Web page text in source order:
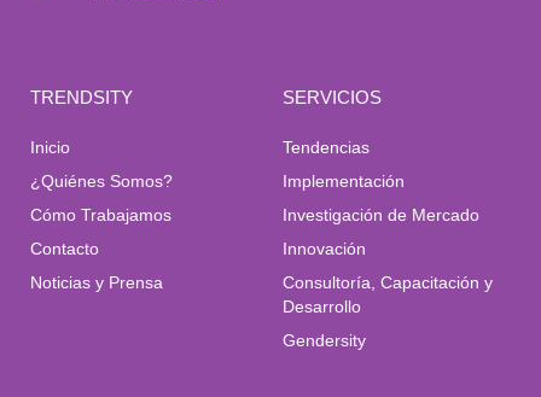
TRENDSITY
Inicio
¿Quiénes Somos?
Cómo Trabajamos
Contacto
Noticias y Prensa
SERVICIOS
Tendencias
Implementación
Investigación de Mercado
Innovación
Consultoría, Capacitación y
Desarrollo
Gendersity